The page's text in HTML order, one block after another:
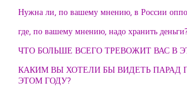
Нужна ли, по вашему мнению, в России
где, по вашему мнению, надо хранить
ЧТО БОЛЬШЕ ВСЕГО ТРЕВОЖИТ ВАС В
КАКИМ ВЫ ХОТЕЛИ БЫ ВИДЕТЬ ПАРАД
ЭТОМ ГОДУ?